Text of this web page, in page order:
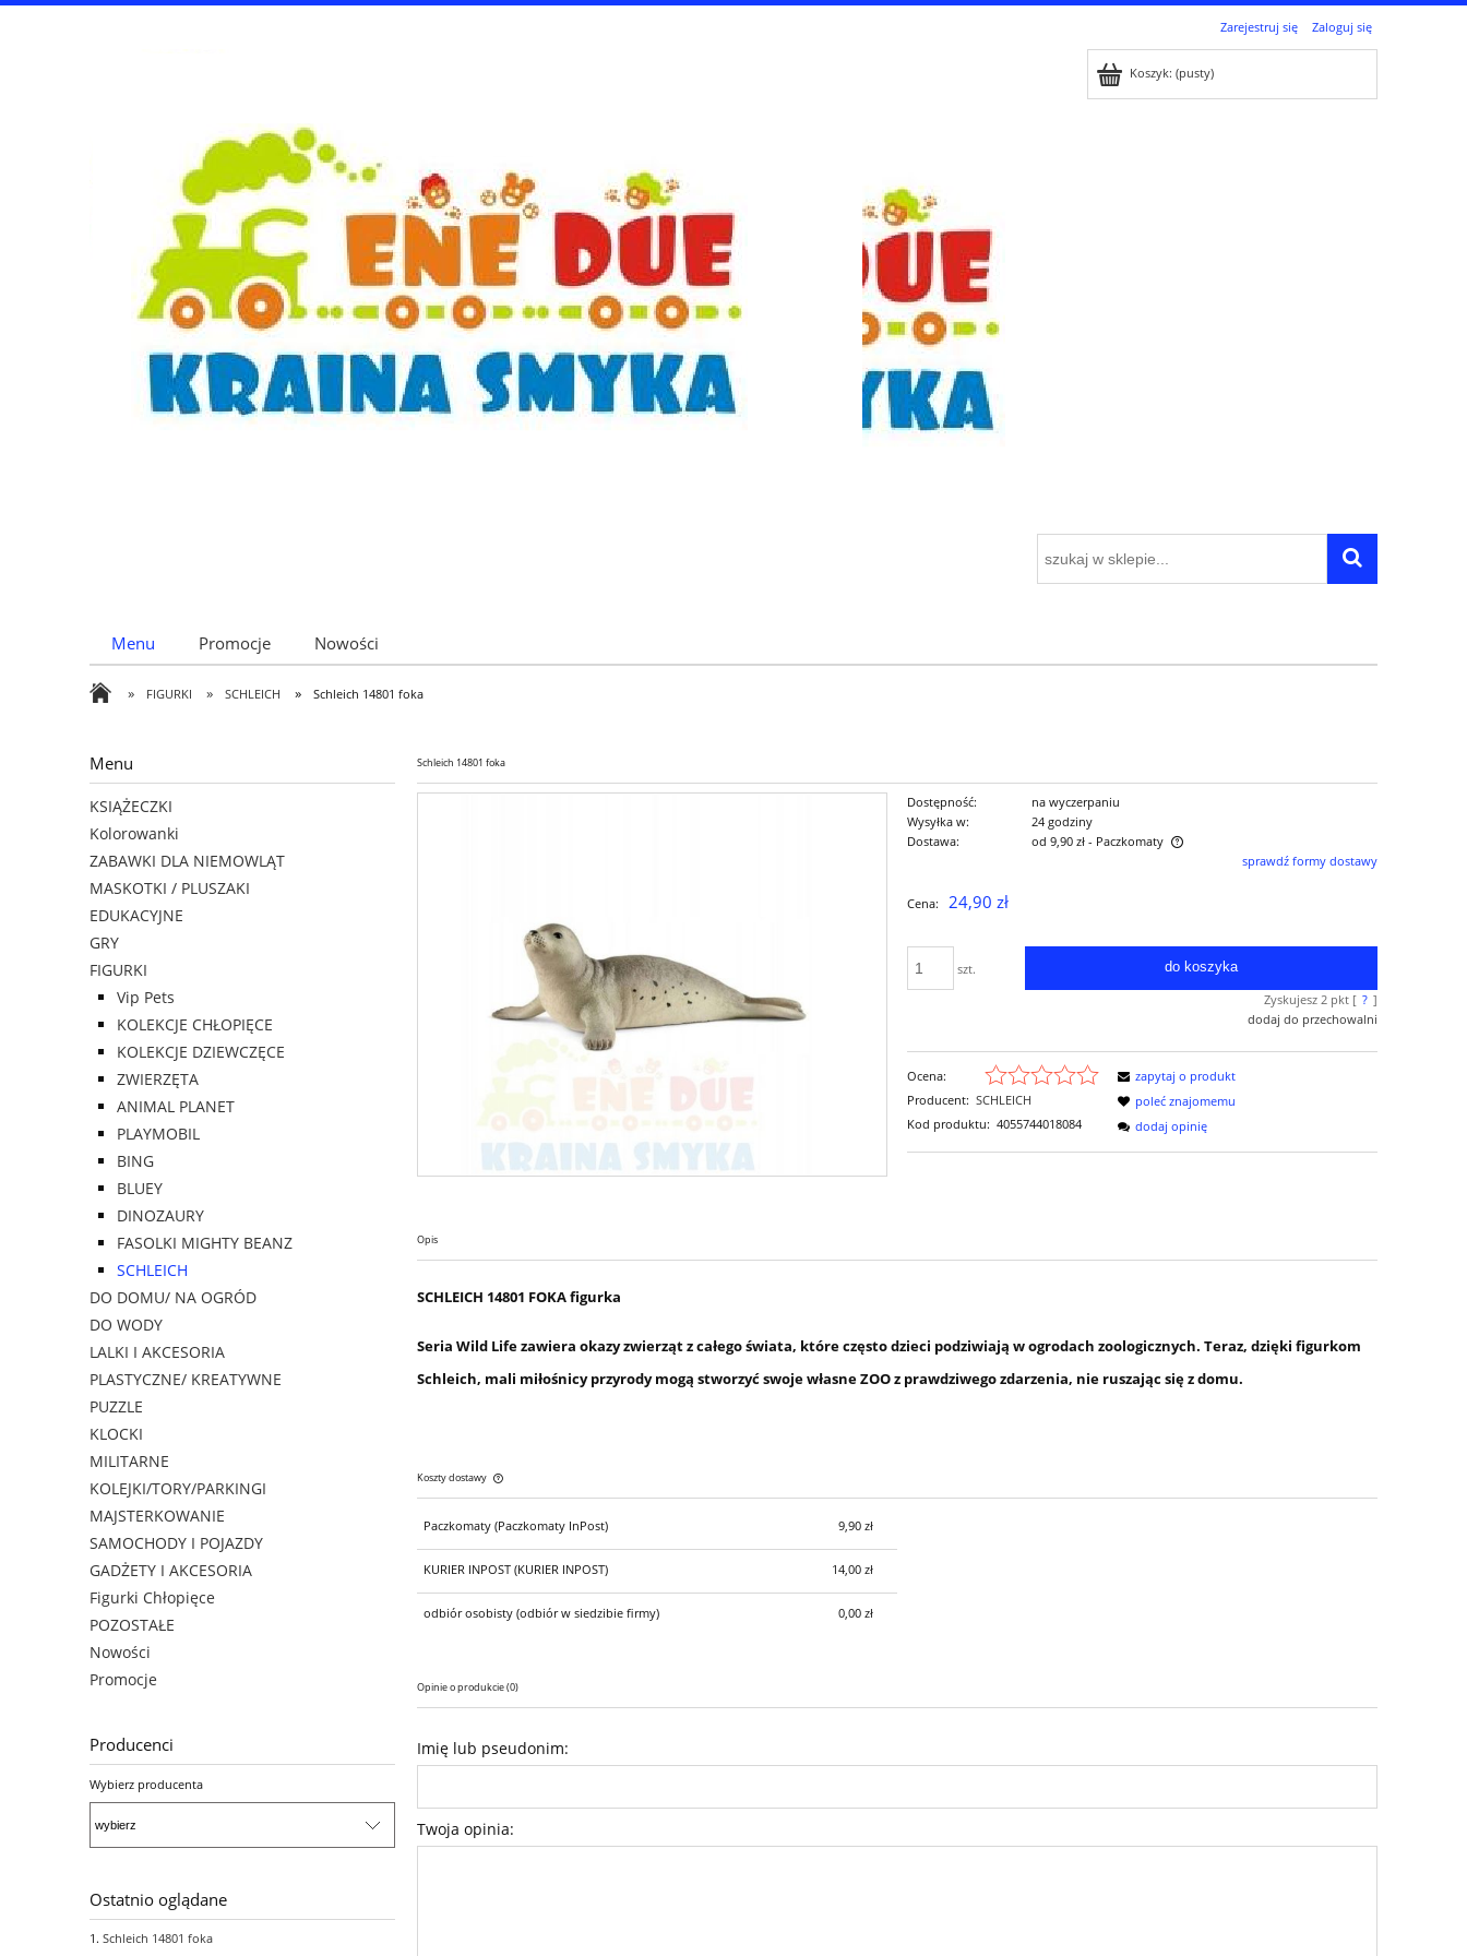
Zarejestruj się Zaloguj się
Koszyk: (pusty)
Menu Promocje Nowości
» FIGURKI » SCHLEICH » Schleich 14801 foka
Menu
KSIĄŻECZKI
Kolorowanki
ZABAWKI DLA NIEMOWLĄT
MASKOTKI / PLUSZAKI
EDUKACYJNE
GRY
FIGURKI
Vip Pets
KOLEKCJE CHŁOPIĘCE
KOLEKCJE DZIEWCZĘCE
ZWIERZĘTA
ANIMAL PLANET
PLAYMOBIL
BING
BLUEY
DINOZAURY
FASOLKI MIGHTY BEANZ
SCHLEICH
DO DOMU/ NA OGRÓD
DO WODY
LALKI I AKCESORIA
PLASTYCZNE/ KREATYWNE
PUZZLE
KLOCKI
MILITARNE
KOLEJKI/TORY/PARKINGI
MAJSTERKOWANIE
SAMOCHODY I POJAZDY
GADŻETY I AKCESORIA
Figurki Chłopięce
POZOSTAŁE
Nowości
Promocje
Producenci
Wybierz producenta
Ostatnio oglądane
Schleich 14801 foka
Schleich 14801 foka
Dostępność:
na wyczerpaniu
Wysyłka w:
24 godziny
Dostawa:
od 9,90 zł - Paczkomaty
płatności
sprawdź formy dostawy
Cena: 24,90 zł
szt. do koszyka
Zyskujesz 2pkt [ ? ]
dodaj do przechowalni
Ocena:
Producent: SCHLEICH
Kod produktu: 4055744018084
zapytaj o produkt
poleć znajomemu
dodaj opinię
Opis
SCHLEICH 14801 FOKA figurka
Seria Wild Life zawiera okazy zwierząt z całego świata, które często dzieci podziwiają w ogrodach zoologicznych. Teraz, dzięki figurkom
Schleich, mali miłośnicy przyrody mogą stworzyć swoje własne ZOO z prawdziwego zdarzenia, nie ruszając się z domu.
Koszty dostawy
Cena nie zawiera ewentualnych kosztów
płatności
Paczkomaty(Paczkomaty InPost) 9,90 zł
KURIER INPOST(KURIER INPOST) 14,00 zł
odbiór osobisty(odbiór w siedzibie firmy) 0,00 zł
Opinie o produkcie (0)
Imię lub pseudonim:
Twoja opinia: